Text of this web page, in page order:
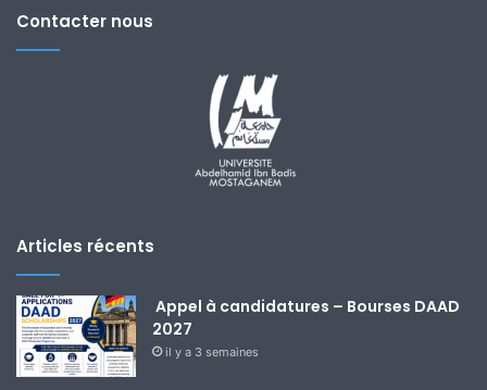
Contacter nous
Articles récents
Appel à candidatures – Bourses DAAD
2027
il y a 3 semaines